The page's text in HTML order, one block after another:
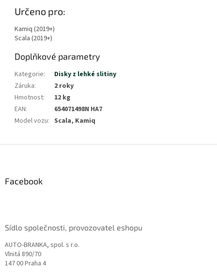
méně
Určeno pro:
Kamiq (2019+)
Scala (2019+)
Doplňkové parametry
Kategorie:
Disky z lehké slitiny
Záruka:
2 roky
Hmotnost:
12 kg
EAN:
654071498N HA7
Model vozu: Scala, Kamiq
Facebook
Sídlo společnosti, provozovatel eshopu
AUTO-BRANKA, spol. s r.o.
Vlnitá 890/70
147 00 Praha 4